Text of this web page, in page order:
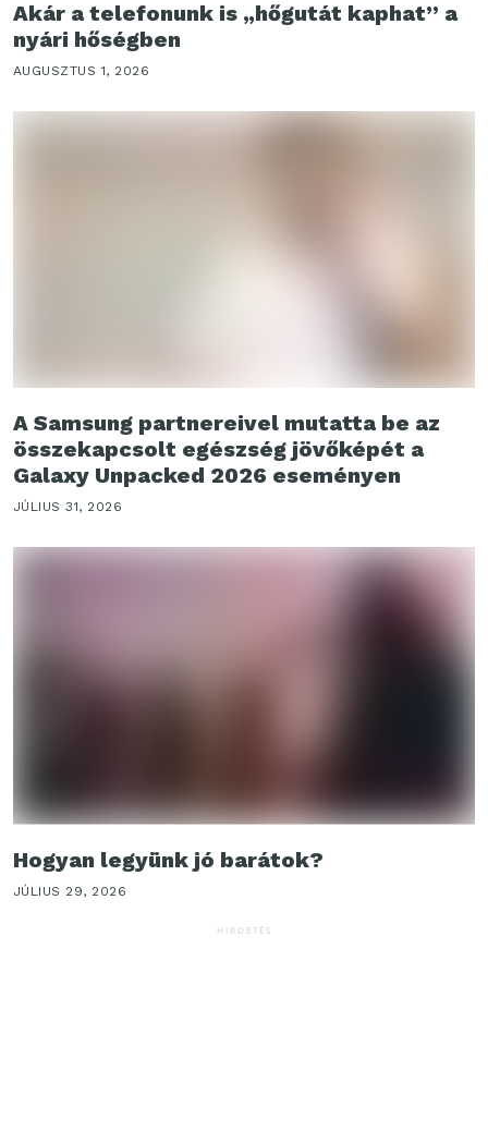
Akár a telefonunk is „hőgutát kaphat” a
nyári hőségben
AUGUSZTUS 1, 2026
A Samsung partnereivel mutatta be az
összekapcsolt egészség jövőképét a
Galaxy Unpacked 2026 eseményen
JÚLIUS 31, 2026
Hogyan legyünk jó barátok?
JÚLIUS 29, 2026
HIRDETÉS